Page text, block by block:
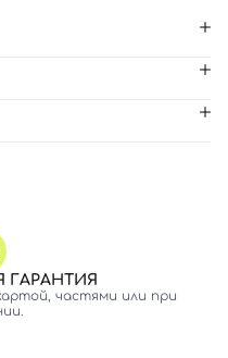
ГАРАНТИЯ
частями или при